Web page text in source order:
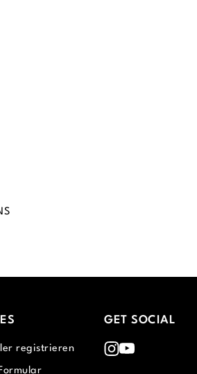
registrieren
GET SOCIAL
Instagram
Youtube